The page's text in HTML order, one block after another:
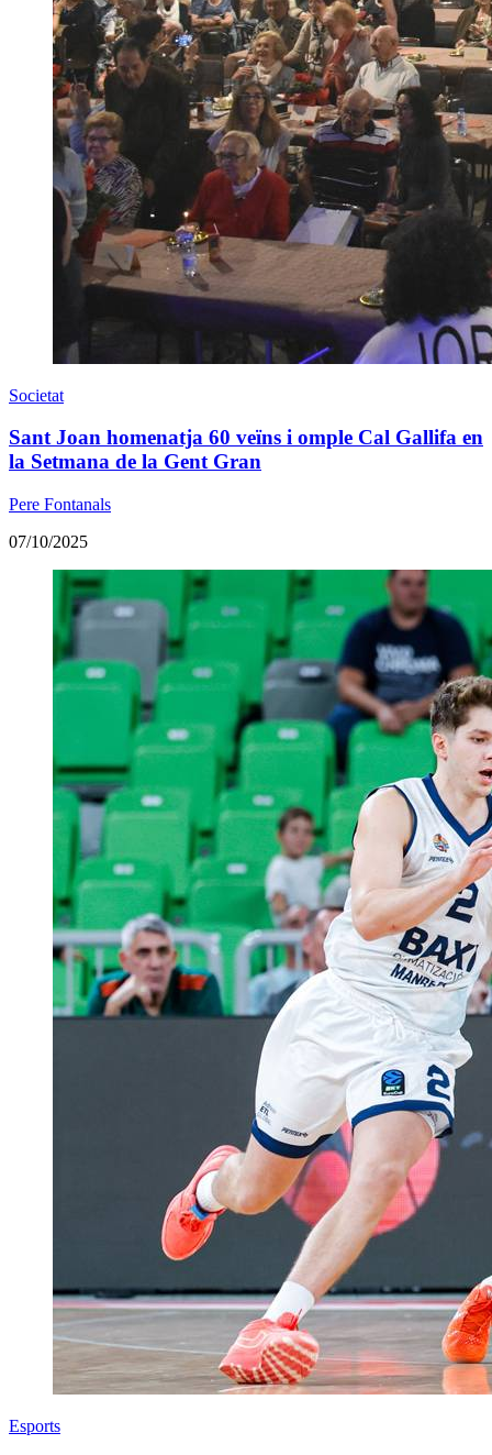
Societat
Sant Joan homenatja 60 veïns i omple Cal Gallifa en
la Setmana de la Gent Gran
Pere Fontanals
07/10/2025
Esports